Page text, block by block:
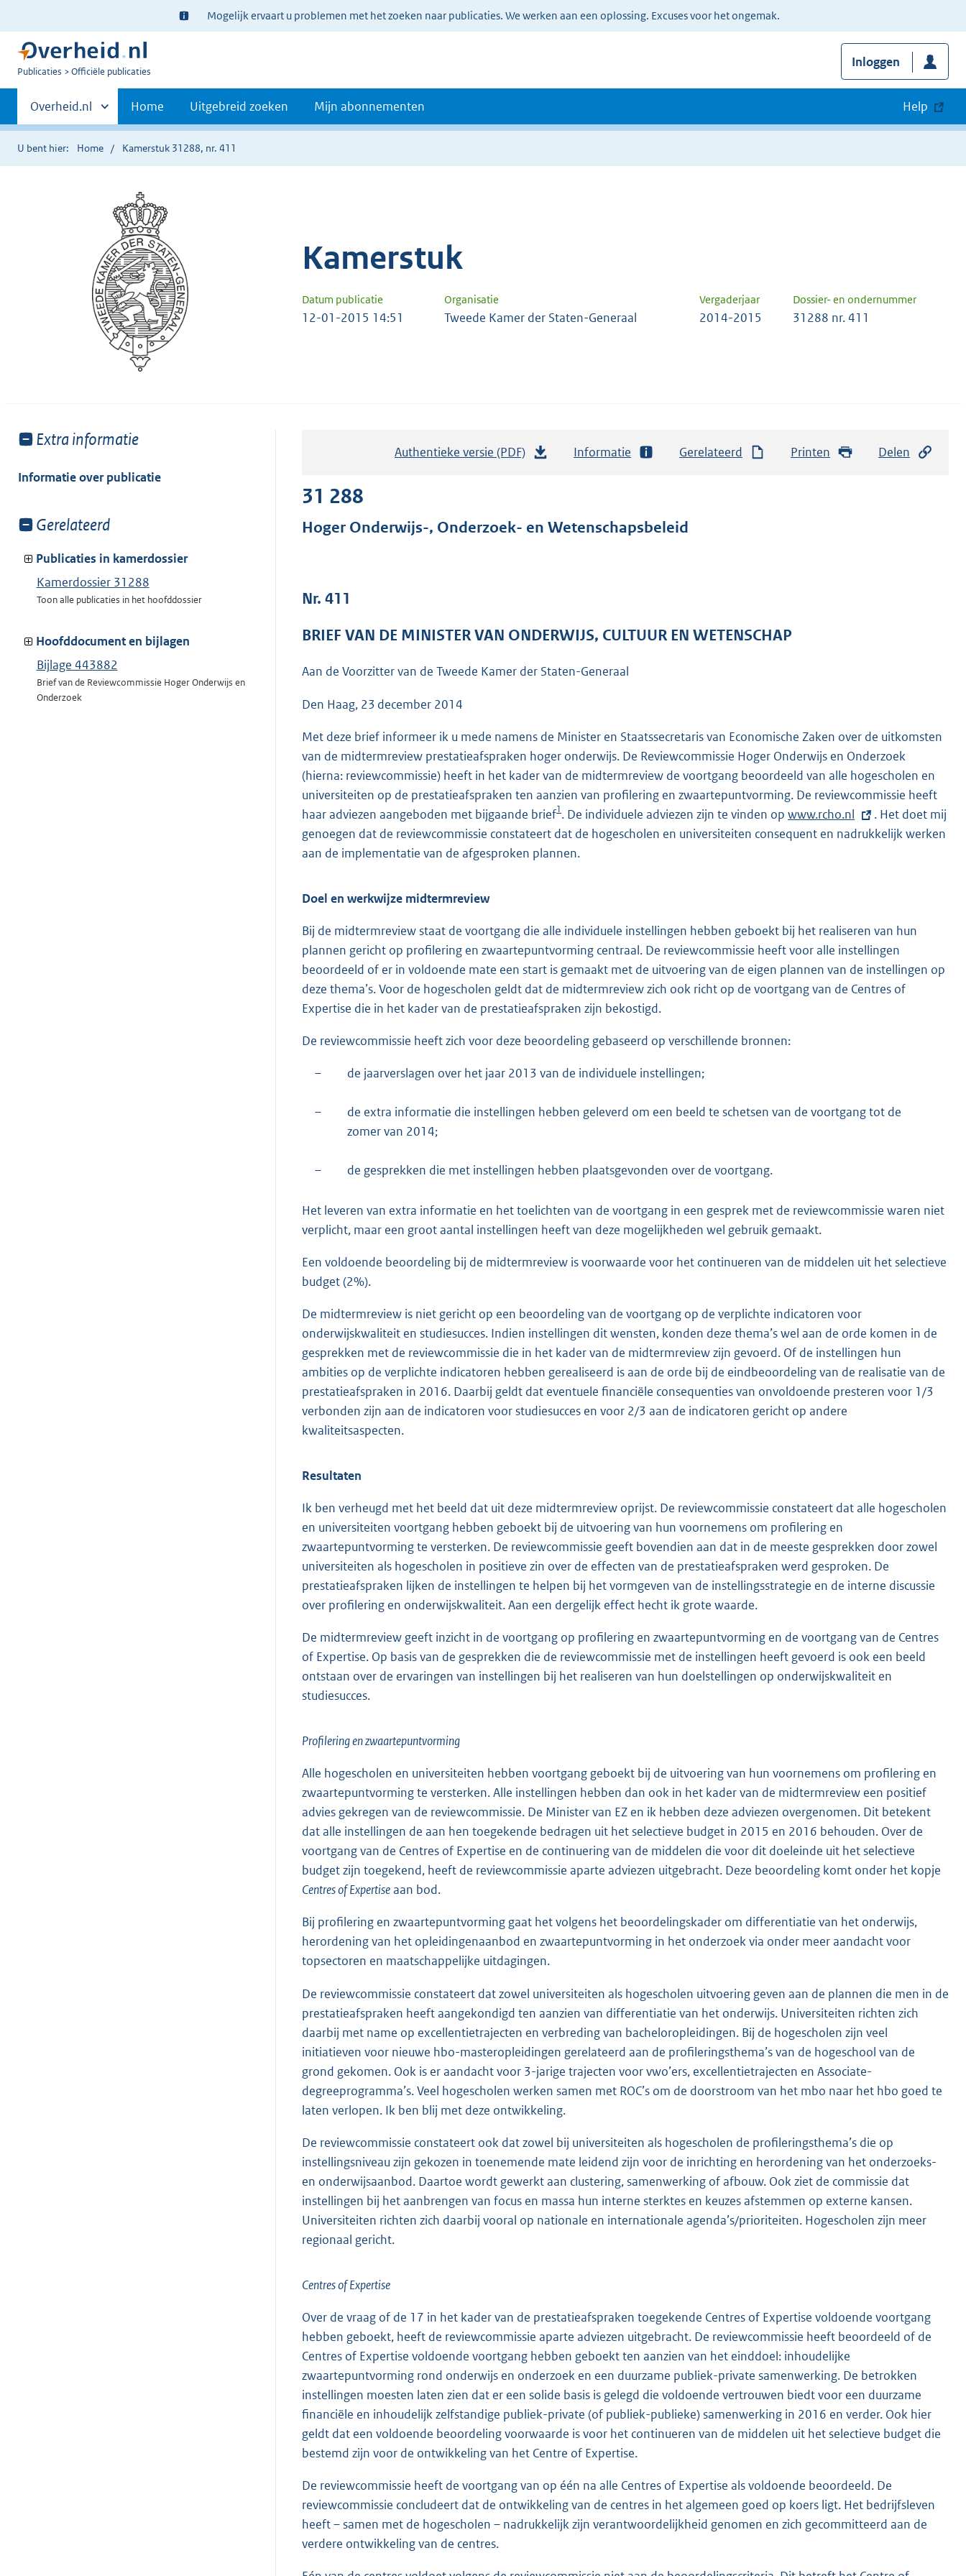
Ter
informatie:
Mogelijk ervaart u problemen met het zoeken naar publicaties. We werken aan een oplossing. Excuses voor het ongemak.
U
Publicaties Officiële publicaties
Inloggen
Primaire
navigatie
Andere
sites
binnen
Overheid.nl Home Uitgebreid zoeken Mijn abonnementen Help
U bent hier: Home Kamerstuk 31288, nr. 411
Kamerstuk
Datum publicatie Organisatie Vergaderjaar Dossier- en ondernummer
12-01-2015 14:51 Tweede Kamer der Staten-Generaal 2014-2015 31288 nr. 411
Toon
van:
Extra informatie
Informatie over publicatie
Toon
van:
Gerelateerd
Publicaties in kamerdossier
Kamerdossier 31288
Toon alle publicaties in het hoofddossier
Hoofddocument en bijlagen
Bijlage 443882
Brief van de Reviewcommissie Hoger Onderwijs en
Onderzoek
Authentieke versie (PDF)
a
r
o
:
5
0
K
b
Informatie Gerelateerd Printen Delen
31 288
Hoger Onderwijs-, Onderzoek- en Wetenschapsbeleid
Nr. 411
BRIEF VAN DE MINISTER VAN ONDERWIJS, CULTUUR EN WETENSCHAP
Aan de Voorzitter van de Tweede Kamer der Staten-Generaal
Den Haag, 23 december 2014
Met deze brief informeer ik u mede namens de Minister en Staatssecretaris van Economische Zaken over de uitkomsten
van de midtermreview prestatieafspraken hoger onderwijs. De Reviewcommissie Hoger Onderwijs en Onderzoek
(hierna: reviewcommissie) heeft in het kader van de midtermreview de voortgang beoordeeld van alle hogescholen en
universiteiten op de prestatieafspraken ten aanzien van profilering en zwaartepuntvorming. De reviewcommissie heeft
haar adviezen aangeboden met bijgaande brief1. De individuele adviezen zijn te vinden op E
x
e
l
i
n
www.rcho.nl
. Het doet mij
genoegen dat de reviewcommissie constateert dat de hogescholen en universiteiten consequent en nadrukkelijk werken
aan de implementatie van de afgesproken plannen.
Doel en werkwijze midtermreview
Bij de midtermreview staat de voortgang die alle individuele instellingen hebben geboekt bij het realiseren van hun
plannen gericht op profilering en zwaartepuntvorming centraal. De reviewcommissie heeft voor alle instellingen
beoordeeld of er in voldoende mate een start is gemaakt met de uitvoering van de eigen plannen van de instellingen op
deze thema’s. Voor de hogescholen geldt dat de midtermreview zich ook richt op de voortgang van de Centres of
Expertise die in het kader van de prestatieafspraken zijn bekostigd.
De reviewcommissie heeft zich voor deze beoordeling gebaseerd op verschillende bronnen:
– de jaarverslagen over het jaar 2013 van de individuele instellingen;
–
de extra informatie die instellingen hebben geleverd om een beeld te schetsen van de voortgang tot de
zomer van 2014;
– de gesprekken die met instellingen hebben plaatsgevonden over de voortgang.
Het leveren van extra informatie en het toelichten van de voortgang in een gesprek met de reviewcommissie waren niet
verplicht, maar een groot aantal instellingen heeft van deze mogelijkheden wel gebruik gemaakt.
Een voldoende beoordeling bij de midtermreview is voorwaarde voor het continueren van de middelen uit het selectieve
budget (2%).
De midtermreview is niet gericht op een beoordeling van de voortgang op de verplichte indicatoren voor
onderwijskwaliteit en studiesucces. Indien instellingen dit wensten, konden deze thema’s wel aan de orde komen in de
gesprekken met de reviewcommissie die in het kader van de midtermreview zijn gevoerd. Of de instellingen hun
ambities op de verplichte indicatoren hebben gerealiseerd is aan de orde bij de eindbeoordeling van de realisatie van de
prestatieafspraken in 2016. Daarbij geldt dat eventuele financiële consequenties van onvoldoende presteren voor 1/3
verbonden zijn aan de indicatoren voor studiesucces en voor 2/3 aan de indicatoren gericht op andere
kwaliteitsaspecten.
Resultaten
Ik ben verheugd met het beeld dat uit deze midtermreview oprijst. De reviewcommissie constateert dat alle hogescholen
en universiteiten voortgang hebben geboekt bij de uitvoering van hun voornemens om profilering en
zwaartepuntvorming te versterken. De reviewcommissie geeft bovendien aan dat in de meeste gesprekken door zowel
universiteiten als hogescholen in positieve zin over de effecten van de prestatieafspraken werd gesproken. De
prestatieafspraken lijken de instellingen te helpen bij het vormgeven van de instellingsstrategie en de interne discussie
over profilering en onderwijskwaliteit. Aan een dergelijk effect hecht ik grote waarde.
De midtermreview geeft inzicht in de voortgang op profilering en zwaartepuntvorming en de voortgang van de Centres
of Expertise. Op basis van de gesprekken die de reviewcommissie met de instellingen heeft gevoerd is ook een beeld
ontstaan over de ervaringen van instellingen bij het realiseren van hun doelstellingen op onderwijskwaliteit en
studiesucces.
Profilering en zwaartepuntvorming
Alle hogescholen en universiteiten hebben voortgang geboekt bij de uitvoering van hun voornemens om profilering en
zwaartepuntvorming te versterken. Alle instellingen hebben dan ook in het kader van de midtermreview een positief
advies gekregen van de reviewcommissie. De Minister van EZ en ik hebben deze adviezen overgenomen. Dit betekent
dat alle instellingen de aan hen toegekende bedragen uit het selectieve budget in 2015 en 2016 behouden. Over de
voortgang van de Centres of Expertise en de continuering van de middelen die voor dit doeleinde uit het selectieve
budget zijn toegekend, heeft de reviewcommissie aparte adviezen uitgebracht. Deze beoordeling komt onder het kopje
Centres of Expertiseaan bod.
Bij profilering en zwaartepuntvorming gaat het volgens het beoordelingskader om differentiatie van het onderwijs,
herordening van het opleidingenaanbod en zwaartepuntvorming in het onderzoek via onder meer aandacht voor
topsectoren en maatschappelijke uitdagingen.
De reviewcommissie constateert dat zowel universiteiten als hogescholen uitvoering geven aan de plannen die men in de
prestatieafspraken heeft aangekondigd ten aanzien van differentiatie van het onderwijs. Universiteiten richten zich
daarbij met name op excellentietrajecten en verbreding van bacheloropleidingen. Bij de hogescholen zijn veel
initiatieven voor nieuwe hbo-masteropleidingen gerelateerd aan de profileringsthema’s van de hogeschool van de
grond gekomen. Ook is er aandacht voor 3-jarige trajecten voor vwo’ers, excellentietrajecten en Associate-
degreeprogramma’s. Veel hogescholen werken samen met ROC’s om de doorstroom van het mbo naar het hbo goed te
laten verlopen. Ik ben blij met deze ontwikkeling.
De reviewcommissie constateert ook dat zowel bij universiteiten als hogescholen de profileringsthema’s die op
instellingsniveau zijn gekozen in toenemende mate leidend zijn voor de inrichting en herordening van het onderzoeks-
en onderwijsaanbod. Daartoe wordt gewerkt aan clustering, samenwerking of afbouw. Ook ziet de commissie dat
instellingen bij het aanbrengen van focus en massa hun interne sterktes en keuzes afstemmen op externe kansen.
Universiteiten richten zich daarbij vooral op nationale en internationale agenda’s/prioriteiten. Hogescholen zijn meer
regionaal gericht.
Centres of Expertise
Over de vraag of de 17 in het kader van de prestatieafspraken toegekende Centres of Expertise voldoende voortgang
hebben geboekt, heeft de reviewcommissie aparte adviezen uitgebracht. De reviewcommissie heeft beoordeeld of de
Centres of Expertise voldoende voortgang hebben geboekt ten aanzien van het einddoel: inhoudelijke
zwaartepuntvorming rond onderwijs en onderzoek en een duurzame publiek-private samenwerking. De betrokken
instellingen moesten laten zien dat er een solide basis is gelegd die voldoende vertrouwen biedt voor een duurzame
financiële en inhoudelijk zelfstandige publiek-private (of publiek-publieke) samenwerking in 2016 en verder. Ook hier
geldt dat een voldoende beoordeling voorwaarde is voor het continueren van de middelen uit het selectieve budget die
bestemd zijn voor de ontwikkeling van het Centre of Expertise.
De reviewcommissie heeft de voortgang van op één na alle Centres of Expertise als voldoende beoordeeld. De
reviewcommissie concludeert dat de ontwikkeling van de centres in het algemeen goed op koers ligt. Het bedrijfsleven
heeft – samen met de hogescholen – nadrukkelijk zijn verantwoordelijkheid genomen en zich gecommitteerd aan de
verdere ontwikkeling van de centres.